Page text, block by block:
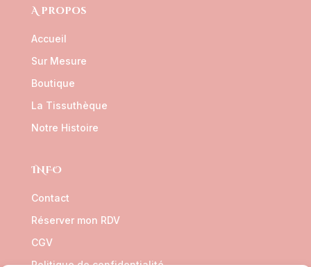
A propos
Accueil
Sur Mesure
Boutique
La Tissuthèque
Notre Histoire
INFO
Contact
Réserver mon RDV
CGV
Politique de confidentialité